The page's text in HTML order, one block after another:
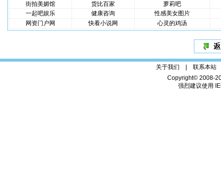
街拍美媚馆
货比百家
萝莉吧
一起吧娱乐
健康咨询
性感美女图片
网资门户网
快看小说网 心灵的鸡汤
关于我们 | 联系本站
Copyright© 2008-
强烈建议使用